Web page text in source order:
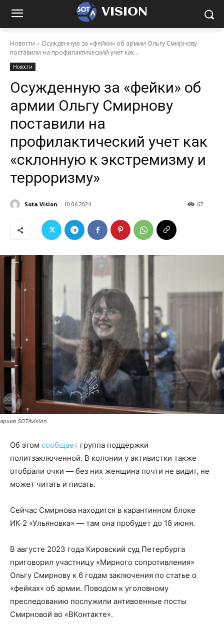
VISION
Новости
Осужденную за «фейки» об армии Ольгу Смирнову
поставили на профилактический учет как...
Новости
Осужденную за «фейки» об
армии Ольгу Смирнову
поставили на
профилактический учет как
«склонную к экстремизму и
терроризму»
Sota Vision 10.06.2024 67
архив SOTAvision
Об этом сообщает группа поддержки
политзаключенной. В колонии у активистки также
отобрали очки — без них женщина почти не видит, не
может читать и писать.
Сейчас Смирнова находится в карантинном блоке
ИК-2 «Ульяновка» — там она пробудет до 18 июня.
В августе 2023 года Кировский суд Петербурга
приговорил участницу «Мирного сопротивления»
Ольгу Смирнову к 6 годам заключения по статье о
«фейках» об армии. Поводом к уголовному
преследованию послужили антивоенные посты
Смирновой во «ВКонтакте».